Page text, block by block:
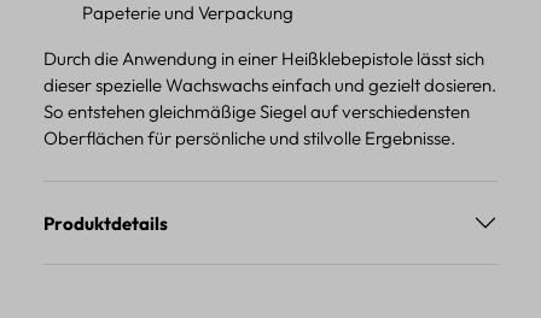
Papeterie und Verpackung
Durch die Anwendung in einer Heißklebepistole lässt sich
dieser spezielle Wachswachs einfach und gezielt dosieren.
So entstehen gleichmäßige Siegel auf verschiedensten
Oberflächen für persönliche und stilvolle Ergebnisse.
Produktdetails